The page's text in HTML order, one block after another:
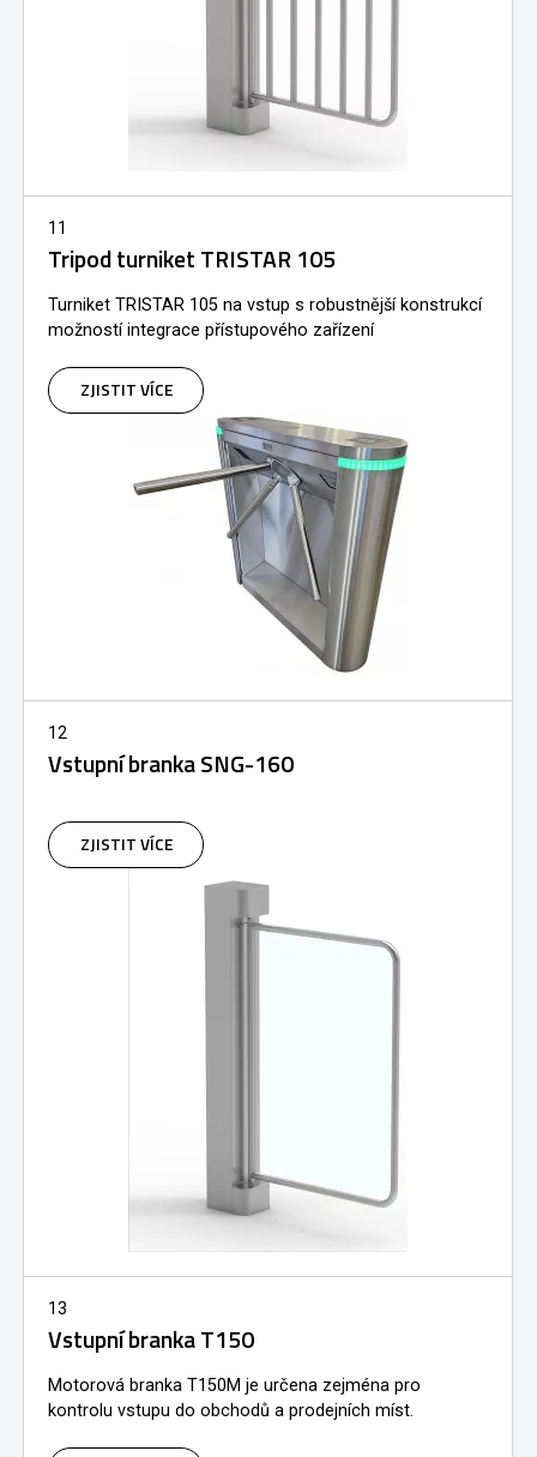
11
Tripod turniket TRISTAR 105
Turniket TRISTAR 105 na vstup s robustnější konstrukcí
možností integrace přístupového zařízení
ZJISTIT VÍCE
12
Vstupní branka SNG-160
ZJISTIT VÍCE
13
Vstupní branka T150
Motorová branka T150M je určena zejména pro
kontrolu vstupu do obchodů a prodejních míst.